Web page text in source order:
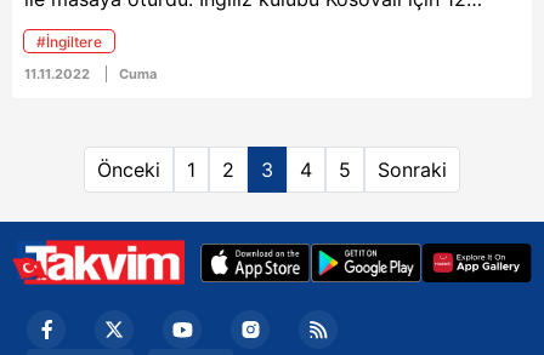
milyon Euro isterken pazarlıkların devam etiğti
öğrenildi. Bonservis bedelinde anlaşma sağlanamazsa
opsiyonlu kiralama seçeneği masada olacak...
#İngiltere
11.11.2022 Cuma
Önceki 1 2 3 4 5 Sonraki